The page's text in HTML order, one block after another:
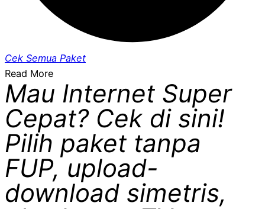
Cek Semua Paket
Read More
Mau Internet Super
Cepat? Cek di sini!
Pilih paket tanpa
FUP, upload-
download simetris,